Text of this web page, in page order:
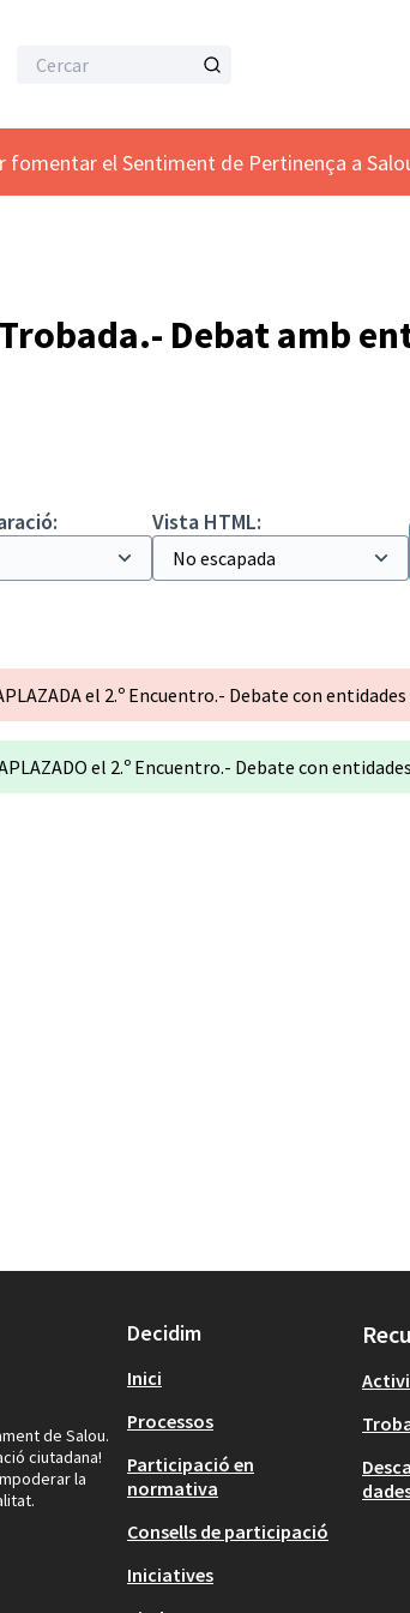
fomentar el Sentiment de Pertinença a
Debat amb
Vista HTML:
el 2.º Encuentro.- Debate con
el 2.º Encuentro.- Debate con
de Salou.
ciutadana!
la
Decidim
Inici
Processos
Participació en
normativa
Consells de participació
Iniciatives